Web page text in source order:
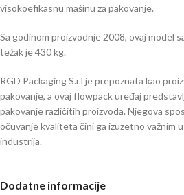
visokoefikasnu mašinu za pakovanje.
Sa godinom proizvodnje 2008, ovaj model
težak je 430 kg.
RGD Packaging S.r.l je prepoznata kao
pakovanje, a ovaj flowpack uređaj
pakovanje različitih proizvoda. Njegova
očuvanje kvaliteta čini ga izuzetno važnim
industrija.
Dodatne informacije